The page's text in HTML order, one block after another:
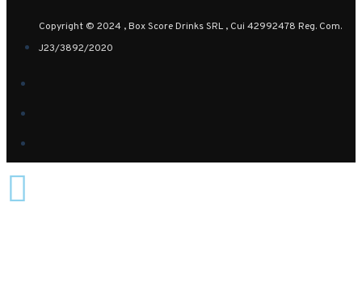
Copyright © 2024 , Box Score Drinks SRL , Cui 42992478 Reg. Com.
J23/3892/2020